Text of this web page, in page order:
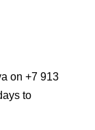
on +7 913
to